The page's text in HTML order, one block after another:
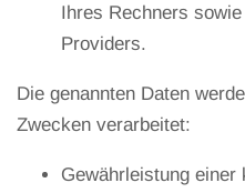
Ihres Rechners
Providers.
Die genannten Daten
Zwecken verarbeitet:
Gewährleistung einer